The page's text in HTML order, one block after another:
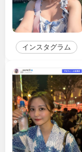
インスタグラム